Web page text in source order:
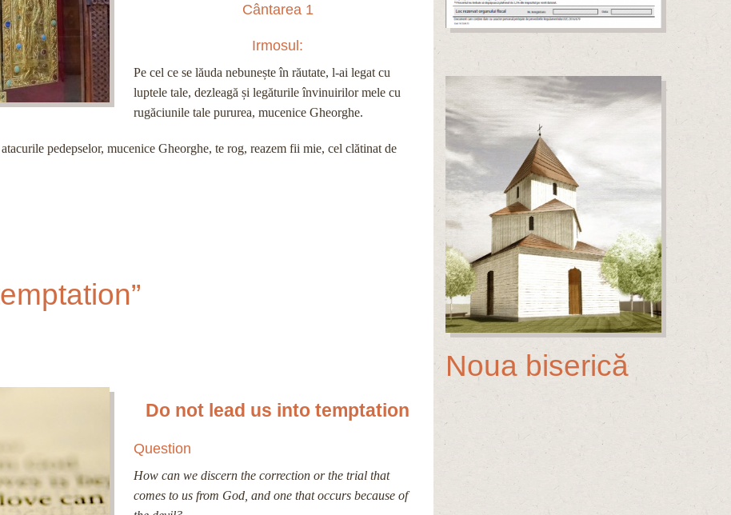
Cântarea 1
Irmosul:
Pe cel ce se lăuda nebunește în răutate, l-ai legat cu
luptele tale, dezleagă și legăturile învinuirilor mele cu
rugăciunile tale pururea, mucenice Gheorghe.
pedepselor, mucenice Gheorghe, te rog, reazem fii mie, cel clătinat de
Do not lead us into temptation
Question
How can we discern the correction or the trial that
comes to us from God, and one that occurs because of
Noua biserică